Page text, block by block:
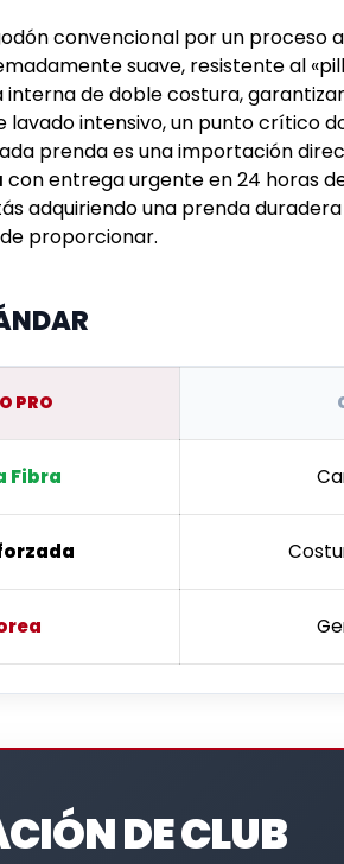
convencional por un proceso
suave, resistente al
de doble costura,
intensivo, un punto crítico
prenda es una importación
con entrega urgente en 24 horas
adquiriendo una prenda
proporcionar.
PRO
Fibra
DE CLUB